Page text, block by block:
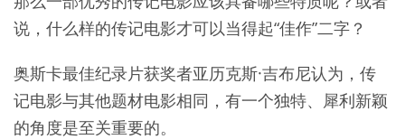
说，什么样的传记电影才可以当得起“佳作”二字？
奥斯卡最佳纪录片获奖者亚历克斯·吉布尼认为，传
记电影与其他题材电影相同，有一个独特、犀利新颖
的角度是至关重要的。